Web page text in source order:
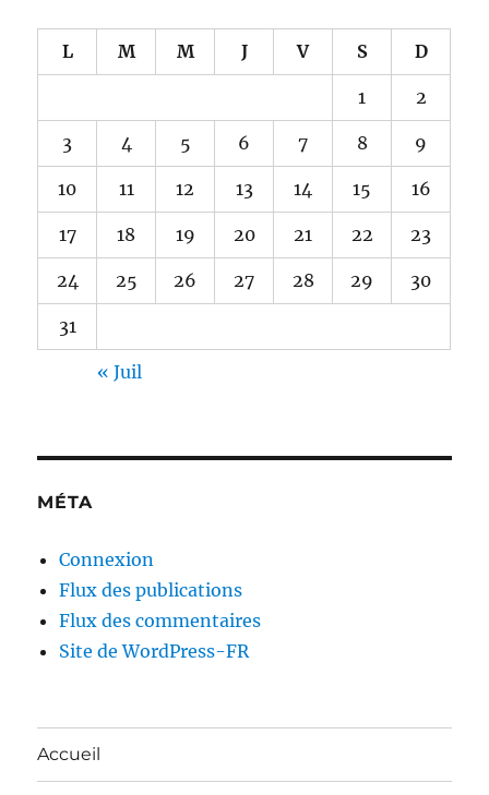
L M M J V S D
1 2
3 4 5 6 7 8 9
10 11 12 13 14 15 16
17 18 19 20 21 22 23
24 25 26 27 28 29 30
31
« Juil
MÉTA
Connexion
Flux des publications
Flux des commentaires
Site de WordPress-FR
Accueil